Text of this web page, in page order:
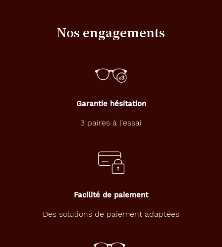
Nos engagements
Garantie hésitation
3 paires à l'essai
Facilité de paiement
Des solutions de paiement adaptées